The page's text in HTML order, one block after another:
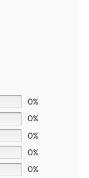
0%
0%
0%
0%
0%